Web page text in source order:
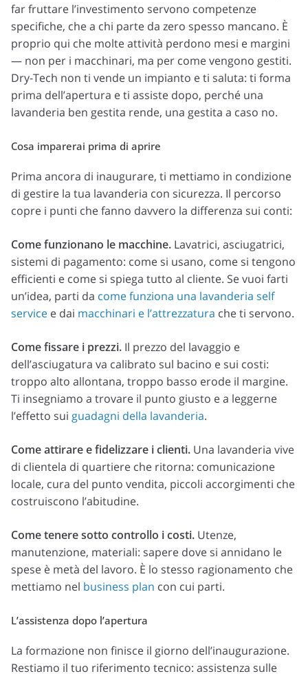
far fruttare l’investimento servono competenze
specifiche, che a chi parte da zero spesso mancano. È
proprio qui che molte attività perdono mesi e margini
— non per i macchinari, ma per come vengono gestiti.
Dry-Tech non ti vende un impianto e ti saluta: ti forma
prima dell’apertura e ti assiste dopo, perché una
lavanderia ben gestita rende, una gestita a caso no.
Cosa imparerai prima di aprire
Prima ancora di inaugurare, ti mettiamo in condizione
di gestire la tua lavanderia con sicurezza. Il percorso
copre i punti che fanno davvero la differenza sui conti:
Come funzionano le macchine. Lavatrici, asciugatrici,
sistemi di pagamento: come si usano, come si tengono
efficienti e come si spiega tutto al cliente. Se vuoi farti
un’idea, parti da come funziona una lavanderia self
service e dai macchinari e l’attrezzatura che ti servono.
Come fissare i prezzi. Il prezzo del lavaggio e
dell’asciugatura va calibrato sul bacino e sui costi:
troppo alto allontana, troppo basso erode il margine.
Ti insegniamo a trovare il punto giusto e a leggerne
l’effetto sui guadagni della lavanderia.
Come attirare e fidelizzare i clienti. Una lavanderia vive
di clientela di quartiere che ritorna: comunicazione
locale, cura del punto vendita, piccoli accorgimenti che
costruiscono l’abitudine.
Come tenere sotto controllo i costi. Utenze,
manutenzione, materiali: sapere dove si annidano le
spese è metà del lavoro. È lo stesso ragionamento che
mettiamo nel business plan con cui parti.
L’assistenza dopo l’apertura
La formazione non finisce il giorno dell’inaugurazione.
Restiamo il tuo riferimento tecnico: assistenza sulle